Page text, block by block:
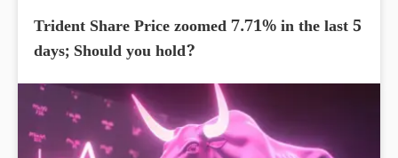
Trident Share Price zoomed 7.71% in the last 5
days; Should you hold?